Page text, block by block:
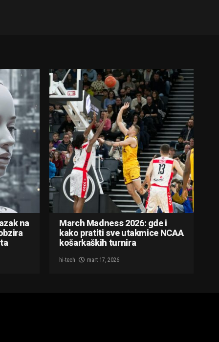
na March Madness 2026: gde i
kako pratiti sve utakmice NCAA
košarkaških turnira
hi-tech mart 17, 2026